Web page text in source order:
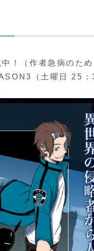
！（作者急病のた
（土曜日 25